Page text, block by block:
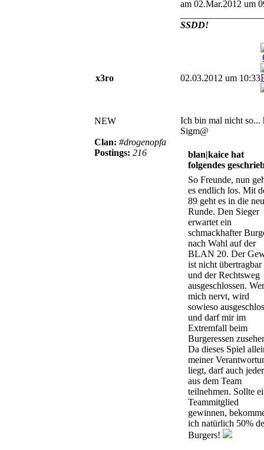
am 02.Mar.2012 um
SSDD!
x3ro 02.03.2012 um 10:33
NEW
Clan: #drogenopfa
Postings: 216
Ich bin mal nicht so...
Sigm@
blan|kaice hat
folgendes
So Freunde, nun
es endlich los. Mit
89 geht es in die
Runde. Den Sieger
erwartet ein
schmackhafter
nach Wahl auf der
BLAN 20. Der
ist nicht übertragbar
und der Rechtsweg
ausgeschlossen. Wer
mich nervt, wird
sowieso
und darf mir im
Extremfall beim
Burgeressen
Da dieses Spiel
meiner
liegt, darf auch jeder
aus dem Team
teilnehmen. Sollte
Teammitglied
gewinnen,
ich natürlich 50%
Burgers!